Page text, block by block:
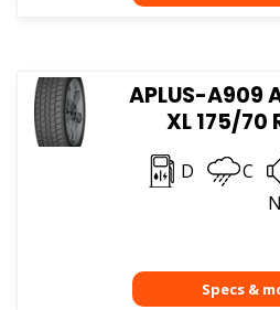
APLUS-A909
XL 175/70
D C